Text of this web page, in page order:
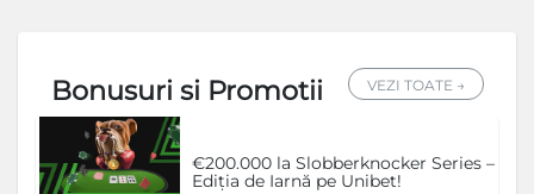
Bonusuri si Promotii VEZI TOATE →
€200.000 la Slobberknocker Series –
Ediția de Iarnă pe Unibet!